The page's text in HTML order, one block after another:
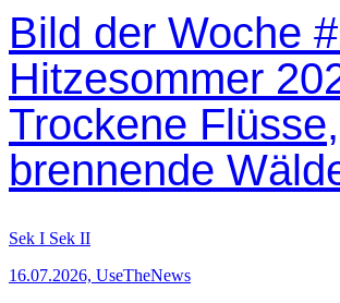
Bild der Woche
Hitzesommer
Trockene Flüsse,
brennende
Sek I Sek II
16.07.2026, UseTheNews